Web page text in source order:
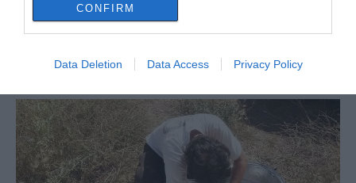
CONFIRM
Data Deletion Data Access Privacy Policy
Η Κύμη στο επίκεντρο της
γαστρονομίας – Σήμερα η μεγάλη
07.08.2026 | 10:45